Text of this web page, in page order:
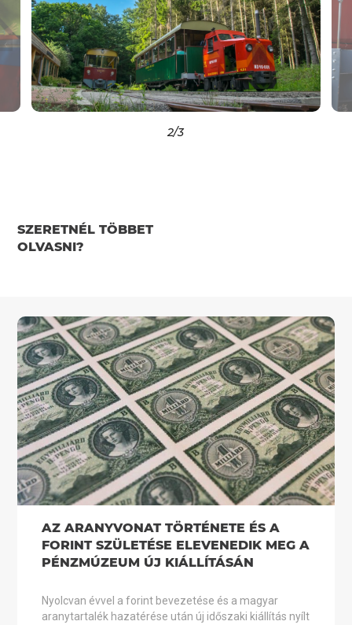
2/3
SZERETNÉL TÖBBET
OLVASNI?
AZ ARANYVONAT TÖRTÉNETE ÉS A
FORINT SZÜLETÉSE ELEVENEDIK MEG A
PÉNZMÚZEUM ÚJ KIÁLLÍTÁSÁN
Nyolcvan évvel a forint bevezetése és a magyar
aranytartalék hazatérése után új időszaki kiállítás nyílt